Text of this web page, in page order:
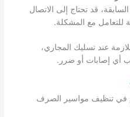
قد تحتاج إلى الاتصال
مع المشكلة.
عند تسليك المجاري،
أي إصابات أو ضرر.
في تنظيف مواسير الصرف